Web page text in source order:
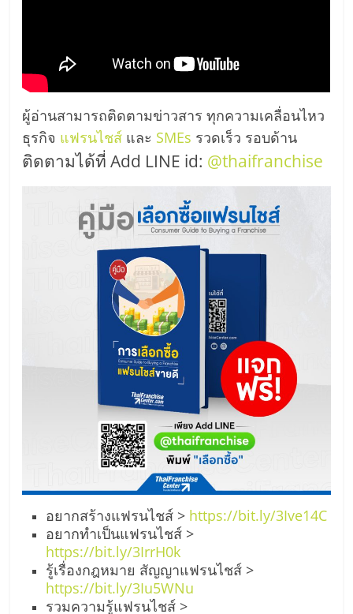
ผู้อ่านสามารถติดตามข่าวสาร ทุกความเคลื่อนไหว
ธุรกิจ แฟรนไชส์ และ SMEs รวดเร็ว รอบด้าน
ติดตามได้ที่ Add LINE id: @thaifranchise
อยากสร้างแฟรนไชส์ > https://bit.ly/3Ive14C
อยากทำเป็นแฟรนไชส์ >
https://bit.ly/3IrrH0k
รู้เรื่องกฎหมาย สัญญาแฟรนไชส์ >
https://bit.ly/3Iu5WNu
รวมความรู้แฟรนไชส์ >